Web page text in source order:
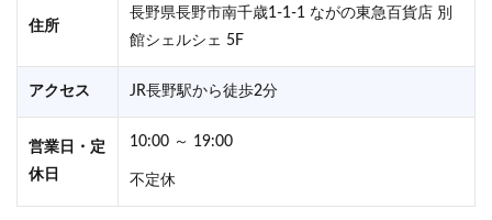
住所
長野県長野市南千歳1-1-1 ながの東急百貨店 別
館シェルシェ 5F
アクセス JR長野駅から徒歩2分
営業日・定
休日
10:00 ～ 19:00
不定休